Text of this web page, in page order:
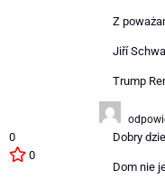
Z
Jiří
Trump
0
0
Dobry
Dom nie